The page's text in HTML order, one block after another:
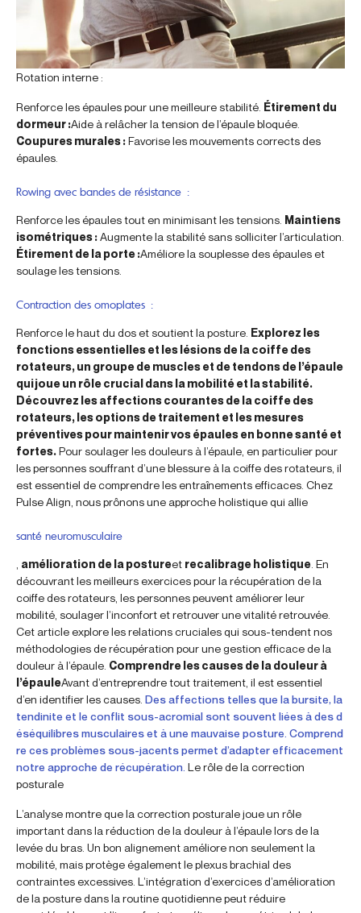
Rotation interne :
Renforce les épaules pour une meilleure stabilité. Étirement du
dormeur :Aide à relâcher la tension de l’épaule bloquée.
Coupures murales :Favorise les mouvements corrects des
épaules.
Rowing avec bandes de résistance :
Renforce les épaules tout en minimisant les tensions. Maintiens
isométriques :Augmente la stabilité sans solliciter l’articulation.
Étirement de la porte :Améliore la souplesse des épaules et
soulage les tensions.
Contraction des omoplates :
Renforce le haut du dos et soutient la posture. Explorez les
fonctions essentielles et les lésions de la coiffe des
rotateurs, un groupe de muscles et de tendons de l’épaule
qui joue un rôle crucial dans la mobilité et la stabilité.
Découvrez les affections courantes de la coiffe des
rotateurs, les options de traitement et les mesures
préventives pour maintenir vos épaules en bonne santé et
fortes.Pour soulager les douleurs à l’épaule, en particulier pour
les personnes souffrant d’une blessure à la coiffe des rotateurs, il
est essentiel de comprendre les entraînements efficaces. Chez
Pulse Align, nous prônons une approche holistique qui allie
santé neuromusculaire
amélioration de la postureet recalibrage holistique . En
découvrant les meilleurs exercices pour la récupération de la
coiffe des rotateurs, les personnes peuvent améliorer leur
mobilité, soulager l’inconfort et retrouver une vitalité retrouvée.
Cet article explore les relations cruciales qui sous-tendent nos
méthodologies de récupération pour une gestion efficace de la
douleur à l’épaule. Comprendre les causes de la douleur à
l’épauleAvant d’entreprendre tout traitement, il est essentiel
d’en identifier les causes. Des affections telles que la bursite, la
tendinite et le conflit sous-acromial sont souvent liées à des d
éséquilibres musculaires et à une mauvaise posture. Comprend
re ces problèmes sous-jacents permet d’adapter efficacement
notre approche de récupération. Le rôle de la correction
posturale
L’analyse montre que la correction posturale joue un rôle
important dans la réduction de la douleur à l’épaule lors de la
levée du bras. Un bon alignement améliore non seulement la
mobilité, mais protège également le plexus brachial des
contraintes excessives. L’intégration d’exercices d’amélioration
de la posture dans la routine quotidienne peut réduire